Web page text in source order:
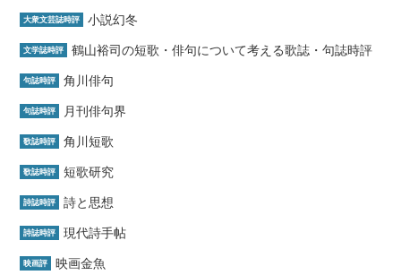
大衆文芸誌時評 小説幻冬
文学誌時評 鶴山裕司の短歌・俳句について考える歌誌・句誌時評
句誌時評 角川俳句
句誌時評 月刊俳句界
歌誌時評 角川短歌
歌誌時評 短歌研究
詩誌時評 詩と思想
詩誌時評 現代詩手帖
映画評 映画金魚